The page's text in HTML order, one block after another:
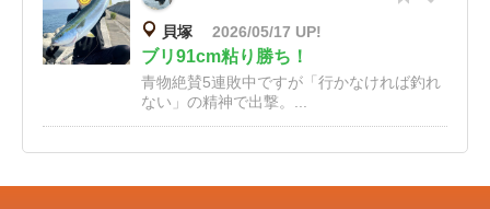
貝塚 2026/05/17 UP!
ブリ91cm粘り勝ち！
青物絶賛5連敗中ですが「行かなければ釣れ
ない」の精神で出撃。...